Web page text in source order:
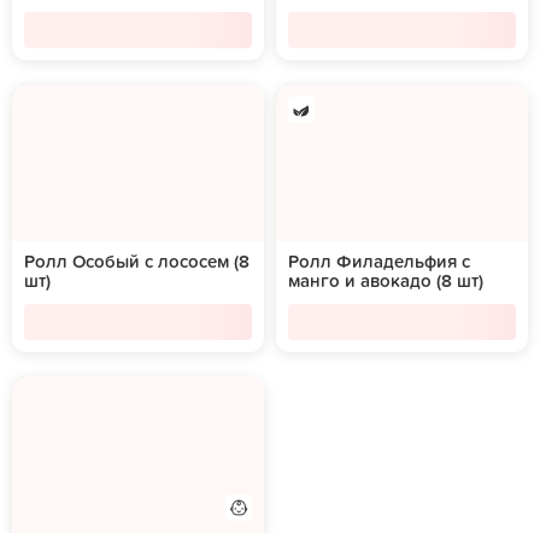
Ролл Особый с лососем (8
шт)
Ролл Филадельфия с
манго и авокадо (8 шт)